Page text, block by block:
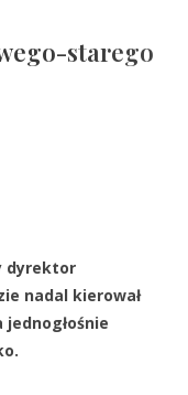
starego
dyrektor
nadal kierował